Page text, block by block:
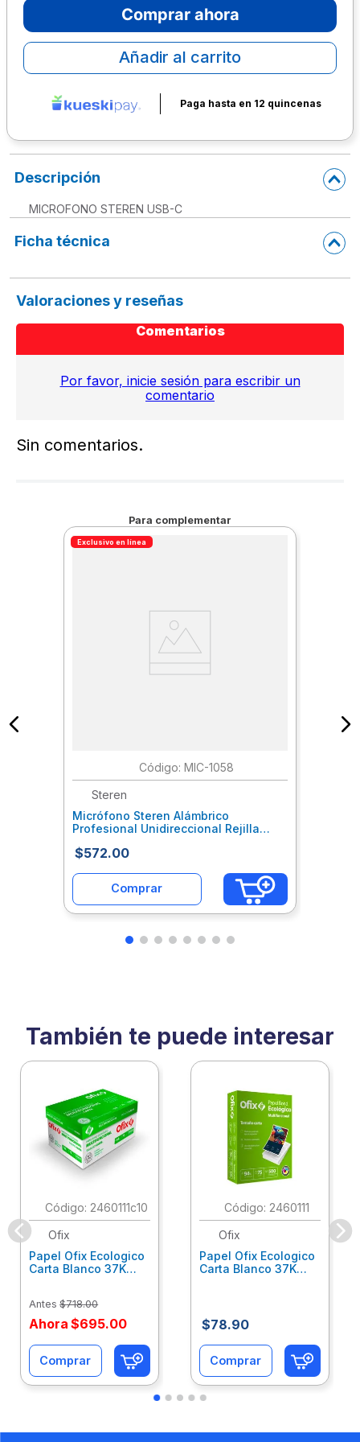
Comprar ahora
Añadir al carrito
Paga hasta en 12 quincenas
Descripción
MICROFONO STEREN USB-C
Ficha técnica
Valoraciones y reseñas
Comentarios
Por favor, inicie sesión para escribir un
comentario
Sin comentarios.
Para complementar
Exclusivo en línea
: MIC-1058
Steren
Micrófono Steren Alámbrico
Profesional Unidireccional Rejilla
$572.00
Comprar
También te puede interesar
: 2460111c10
Ofix
Papel Ofix Ecologico
Carta Blanco 37K
Antes $718.00
Ahora $695.00
Comprar
: 2460111
Ofix
Papel Ofix Ecologico
Carta Blanco 37K
$78.90
Comprar
10